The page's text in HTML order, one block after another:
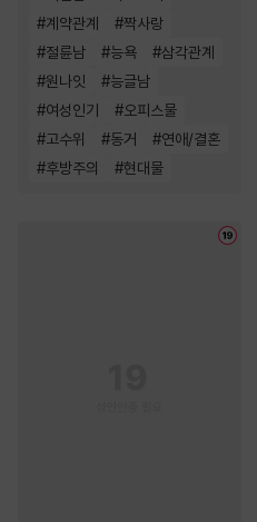
#계약관계 #짝사랑
#절륜남 #능욕 #삼각관계
#원나잇 #능글남
#여성인기 #오피스물
#고수위 #동거 #연애/결혼
#후방주의 #현대물